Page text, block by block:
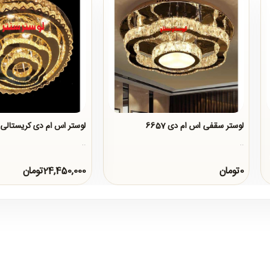
لوستر سقفی اس ام دی 6657
..
0تومان
لوستر اس ام دی کریستالی 4560
..
24,450,000تومان